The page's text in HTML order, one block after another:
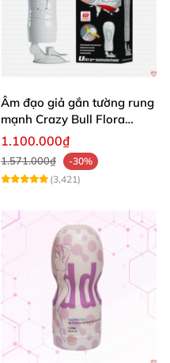
Âm đạo giả gắn tường rung
mạnh Crazy Bull Flora
silicon cao cấp
1.100.000₫
1.571.000₫
-30%
(3,421)